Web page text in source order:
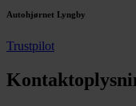
Autohjørnet Lyngby
Trustpilot